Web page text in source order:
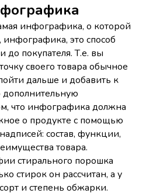
инфографика, о которой
инфографика, это способ
покупателя. Т.е. вы
своего товара обычное
дальше и добавить к
что инфографика должна
о продукте с помощью
состав, функции,
товара.
стирального порошка
стирок он рассчитан, а у
и степень обжарки.